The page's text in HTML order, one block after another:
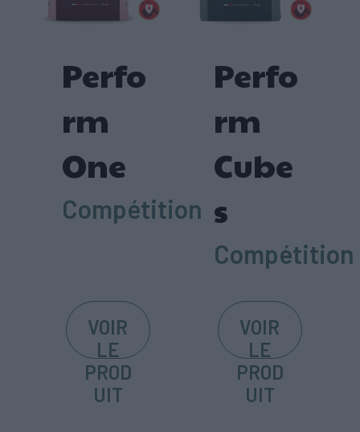
Perfo
rm
One
Compétition
VOIR
LE
PROD
UIT
Perfo
rm
Cube
s
Compétition
VOIR
LE
PROD
UIT